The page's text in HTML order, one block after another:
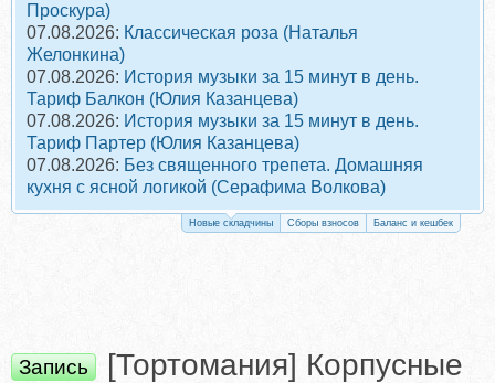
Проскура)
07.08.2026: Классическая роза (Наталья
Желонкина)
07.08.2026: История музыки за 15 минут в день.
Тариф Балкон (Юлия Казанцева)
07.08.2026: История музыки за 15 минут в день.
Тариф Партер (Юлия Казанцева)
07.08.2026: Без священного трепета. Домашняя
кухня с ясной логикой (Серафима Волкова)
Новые складчины Сборы взносов Баланс и кешбек
Запись
[Тортомания] Корпусные